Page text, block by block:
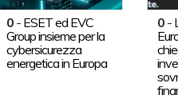
0- ESET ed EVC
Group insieme per la
cybersicurezza
energetica in Europa
0 -